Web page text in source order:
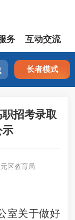
务 互动交流
长者模式
招考录取
示
区教育局
关于做好